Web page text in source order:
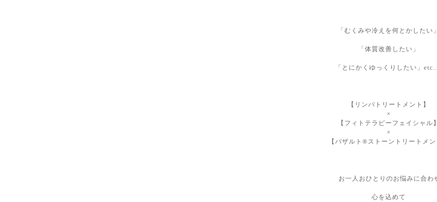
「むくみや冷えを何とかしたい
「体質改善したい」
「とにかくゆっくりしたい 」
【リンパトリートメント】
×
【フィトテラピーフェイシャル
×
【バザルト®︎ストーントリートメ
お一人おひとりのお悩みに合わ
心を込めて